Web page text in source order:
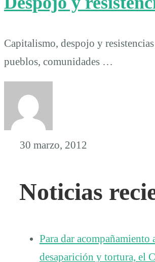
Capitalismo, despojo y
pueblos, comunidades …
30 marzo, 2012
Noticias
Para dar acompañamiento
desaparición y tortura, el